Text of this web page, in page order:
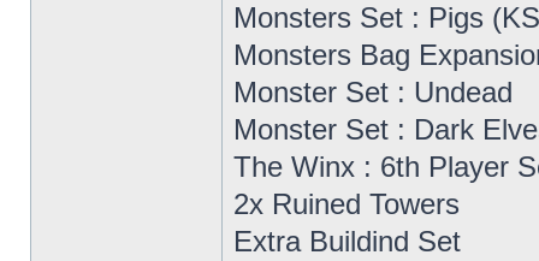
Monsters Set : Pigs
Monsters Bag
Monster Set : Undead
Monster Set : Dark
The Winx : 6th Player
2x Ruined Towers
Extra Buildind Set